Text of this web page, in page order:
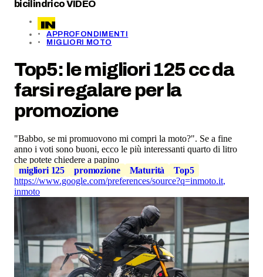
bicilindrico VIDEO
APPROFONDIMENTI
MIGLIORI MOTO
Top5: le migliori 125 cc da
farsi regalare per la
promozione
"Babbo, se mi promuovono mi compri la moto?". Se a fine
anno i voti sono buoni, ecco le più interessanti quarto di litro
che potete chiedere a papino
migliori 125
promozione Maturità
Top5
https://www.google.com/preferences/source?q=inmoto.it,
inmoto